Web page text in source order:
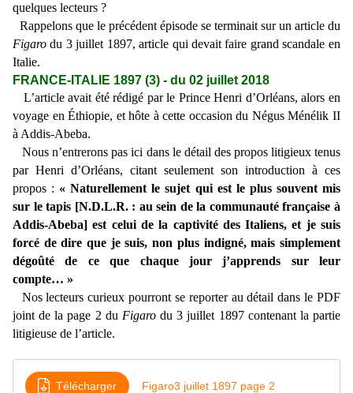
quelques lecteurs ?
Rappelons que le précédent épisode se terminait sur un article du
Figarodu 3 juillet 1897, article qui devait faire grand scandale en
Italie.
FRANCE-ITALIE 1897 (3) - du 02 juillet 2018
L’article avait été rédigé par le Prince Henri d’Orléans, alors en
voyage en Éthiopie, et hôte à cette occasion du Négus Ménélik II
à Addis-Abeba.
Nous n’entrerons pas ici dans le détail des propos litigieux tenus
par Henri d’Orléans, citant seulement son introduction à ces
propos : « Naturellement le sujet qui est le plus souvent mis
sur le tapis [N.D.L.R. : au sein de la communauté française à
Addis-Abeba] est celui de la captivité des Italiens, et je suis
forcé de dire que je suis, non plus indigné, mais simplement
dégoûté de ce que chaque jour j’apprends sur leur
compte… »
Nos lecteurs curieux pourront se reporter au détail dans le PDF
joint de la page 2 du Figarodu 3 juillet 1897 contenant la partie
litigieuse de l’article.
Télécharger Figaro3 juillet 1897 page 2